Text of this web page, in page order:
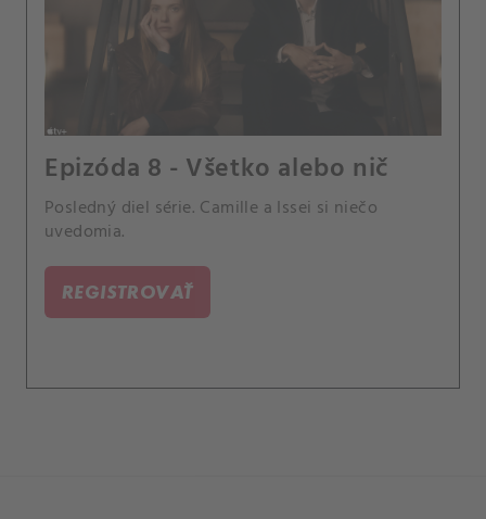
Epizóda 8 - Všetko alebo nič
Posledný diel série. Camille a Issei si niečo
uvedomia.
REGISTROVAŤ